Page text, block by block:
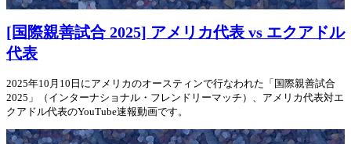
[国際親善試合 2025] アメリカ代表 vs エクアドル
代表
2025年10月10日にアメリカのオースティンで行なわれた「国際親善試合
2025」（インターナショナル・フレンドリーマッチ）、アメリカ代表対エ
クアドル代表のYouTube速報動画です。